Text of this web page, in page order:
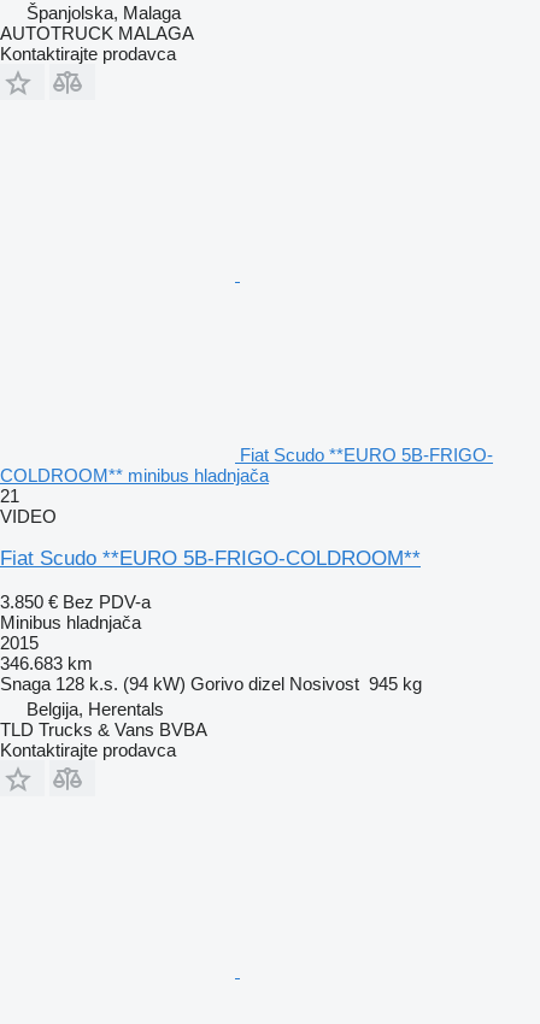
Španjolska, Malaga
AUTOTRUCK MALAGA
Kontaktirajte prodavca
Fiat Scudo **EURO 5B-FRIGO-
COLDROOM** minibus hladnjača
21
VIDEO
Fiat Scudo **EURO 5B-FRIGO-COLDROOM**
3.850 € Bez PDV-a
Minibus hladnjača
2015
346.683 km
Snaga 128 k.s. (94 kW) Gorivo dizel Nosivost 945 kg
Belgija, Herentals
TLD Trucks & Vans BVBA
Kontaktirajte prodavca